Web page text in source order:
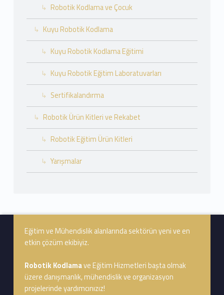
Robotik Kodlama ve Çocuk
Kuyu Robotik Kodlama
Kuyu Robotik Kodlama Eğitimi
Kuyu Robotik Eğitim Laboratuvarları
Sertifikalandırma
Robotik Ürün Kitleri ve Rekabet
Robotik Eğitim Ürün Kitleri
Yarışmalar
Footer info sidebar
Eğitim ve Mühendislik alanlarında sektörün yeni ve en
etkin çözüm ekibiyiz.
Robotik Kodlamave Eğitim Hizmetleri başta olmak
üzere danışmanlık, mühendislik ve organizasyon
projelerinde yardımcınızız!